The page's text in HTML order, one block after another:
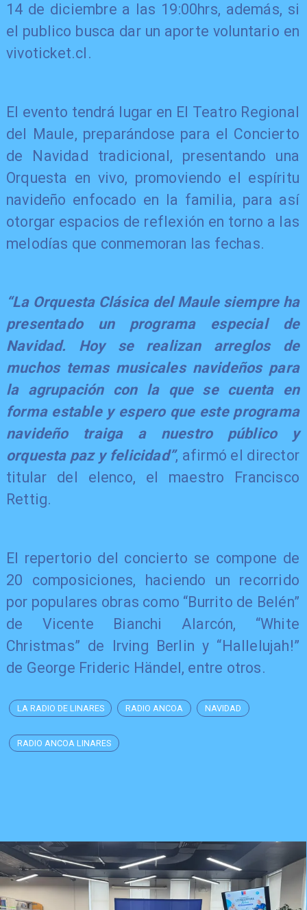
14 de diciembre a las 19:00hrs, además, si
el publico busca dar un aporte voluntario en
vivoticket.cl.
El evento tendrá lugar en El Teatro Regional
del Maule, preparándose para el Concierto
de Navidad tradicional, presentando una
Orquesta en vivo, promoviendo el espíritu
navideño enfocado en la familia, para así
otorgar espacios de reflexión en torno a las
melodías que conmemoran las fechas.
“La Orquesta Clásica del Maule siempre ha
presentado un programa especial de
Navidad. Hoy se realizan arreglos de
muchos temas musicales navideños para
la agrupación con la que se cuenta en
forma estable y espero que este programa
navideño traiga a nuestro público y
orquesta paz y felicidad”, afirmó el director
titular del elenco, el maestro Francisco
Rettig.
El repertorio del concierto se compone de
20 composiciones, haciendo un recorrido
por populares obras como “Burrito de Belén”
de Vicente Bianchi Alarcón, “White
Christmas” de Irving Berlin y “Hallelujah!”
de George Frideric Händel, entre otros.
LA RADIO DE LINARES RADIO ANCOA NAVIDAD
RADIO ANCOA LINARES